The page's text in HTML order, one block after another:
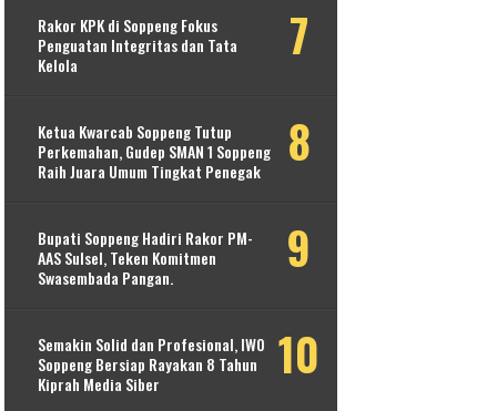
Rakor KPK di Soppeng Fokus
Penguatan Integritas dan Tata
Kelola
Ketua Kwarcab Soppeng Tutup
Perkemahan, Gudep SMAN 1 Soppeng
Raih Juara Umum Tingkat Penegak
Bupati Soppeng Hadiri Rakor PM-
AAS Sulsel, Teken Komitmen
Swasembada Pangan.
Semakin Solid dan Profesional, IWO
Soppeng Bersiap Rayakan 8 Tahun
Kiprah Media Siber